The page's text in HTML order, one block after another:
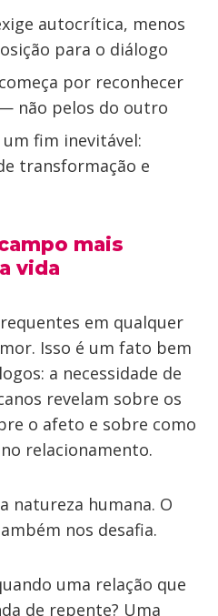
autocrítica, menos
para o diálogo
por reconhecer
não pelos do outro
fim inevitável:
transformação e
mais
vida
em qualquer
Isso é um fato bem
a necessidade de
revelam sobre os
o afeto e sobre como
relacionamento.
natureza humana. O
nos desafia.
uma relação que
de repente? Uma